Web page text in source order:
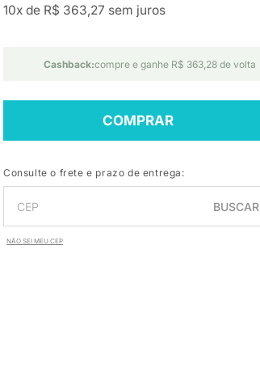
10x de R$ 363,27 sem juros
Cashback:compre e ganhe R$ 363,28 de volta
COMPRAR
Consulte o frete e prazo de entrega:
BUSCAR
NÃO SEI MEU CEP